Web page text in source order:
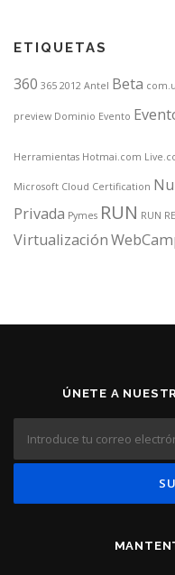
ETIQUETAS
360 365 2012 Antel Beta
preview Dominio Evento
Herramientas Hotmai.com
Microsoft Cloud Certification
Privada Pymes RUN RUN
Virtualización
ÚNETE A